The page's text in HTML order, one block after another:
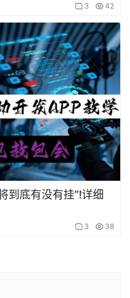
3 42
到底有没有挂”!详细
3 38